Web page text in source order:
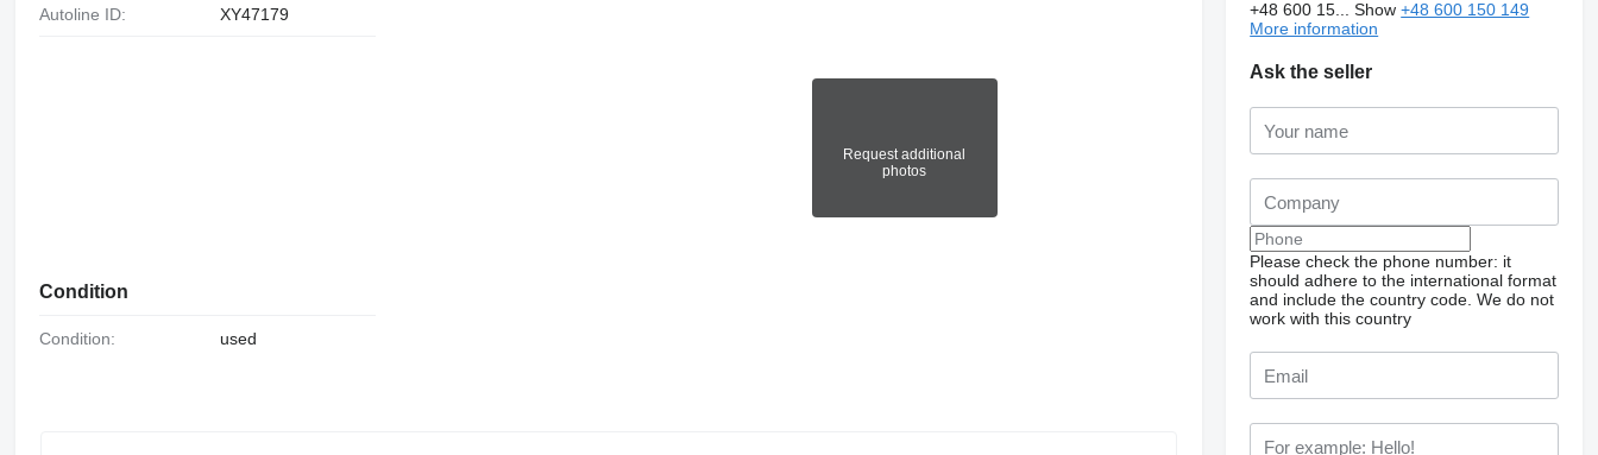
Request additional
photos
Autoline ID: XY47179
Condition
Condition: used
+48 600 15...Show+48 600 150 149
More information
Ask the seller
Please check the phone number: it
should adhere to the international format
and include the country code. We do not
work with this country